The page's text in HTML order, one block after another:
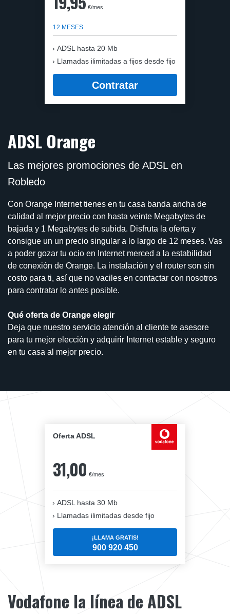
€/mes
12 MESES
ADSL hasta 20 Mb
Llamadas ilimitadas a fijos desde fijo
Contratar
ADSL Orange
Las mejores promociones de ADSL en
Robledo
Con Orange Internet tienes en tu casa banda ancha de
calidad al mejor precio con hasta veinte Megabytes de
bajada y 1 Megabytes de subida. Disfruta la oferta y
consigue un un precio singular a lo largo de 12 meses. Vas
a poder gozar tu ocio en Internet merced a la estabilidad
de conexión de Orange. La instalación y el router son sin
costo para ti, así que no vaciles en contactar con nosotros
para contratar lo antes posible.
Qué oferta de Orange elegir
Deja que nuestro servicio atención al cliente te asesore
para tu mejor elección y adquirir Internet estable y seguro
en tu casa al mejor precio.
Oferta ADSL
31,00 €/mes
ADSL hasta 30 Mb
Llamadas ilimitadas desde fijo
¡LLAMA GRATIS!
900 920 450
Vodafone la línea de ADSL